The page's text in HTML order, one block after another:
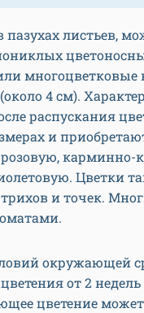
листьев,
4 см).
распускания
и
карминно-
Цветки
и точек.
окружающей
от 2
цветение